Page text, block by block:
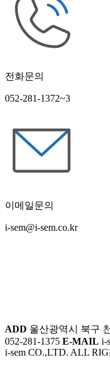
전화문의
052-281-1372~3
이메일문의
i-sem@i-sem.co.kr
ADD 울산광역시 북구
052-281-1375 E-MAIL i-
i-sem CO.,LTD. ALL